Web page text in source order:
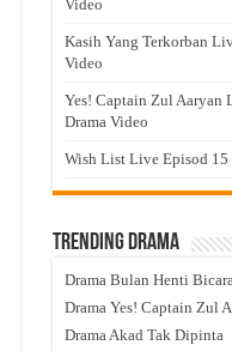
Video
Kasih Yang Terkorban
Video
Yes! Captain Zul Aaryan
Drama Video
Wish List Live Episod 15
Trending Drama
Drama Bulan Henti
Drama Yes! Captain Zul
Drama Akad Tak Dipinta